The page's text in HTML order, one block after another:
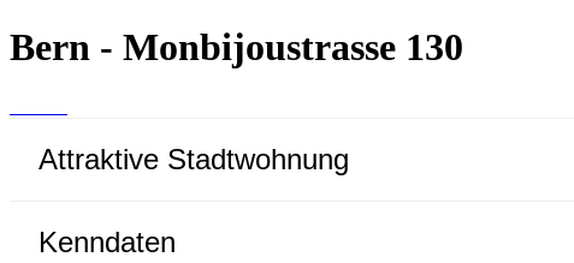
Bern - Monbijoustrasse 130
Attraktive Stadtwohnung
Kenndaten